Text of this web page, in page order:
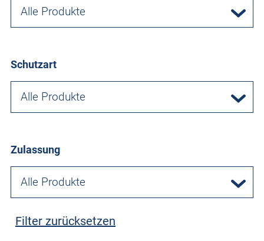
Alle Produkte
Schutzart
Alle Produkte
Zulassung
Alle Produkte
Filter zurücksetzen